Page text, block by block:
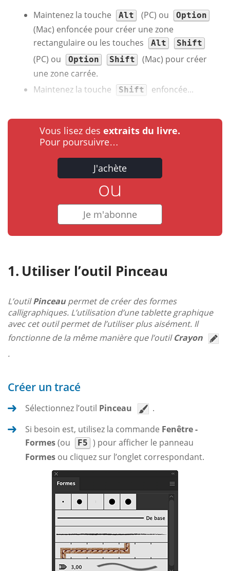
Maintenez la touche
Alt (PC) ou Option
(Mac) enfoncée pour créer une zone
rectangulaire ou les touches
Alt Shift
(PC) ou Option Shift
(Mac) pour créer
une zone carrée.
Maintenez la touche
Shift enfoncée...
Vous lisez des extraits du livre.
Pour poursuivre…
J'achète
ou
Je m'abonne
Utiliser l’outil Pinceau
L’outilPinceaupermet de créer des formes
calligraphiques. L’utilisation d’une tablette graphique
avec cet outil permet de l’utiliser plus aisément. Il
fonctionne de la même manière que l’outilCrayon
.
Créer un tracé
Sélectionnez l’outil Pinceau
.
Si besoin est, utilisez la commande Fenêtre -
Formes(ou F5 ) pour afficher le panneau
Formes ou cliquez sur l’onglet correspondant.